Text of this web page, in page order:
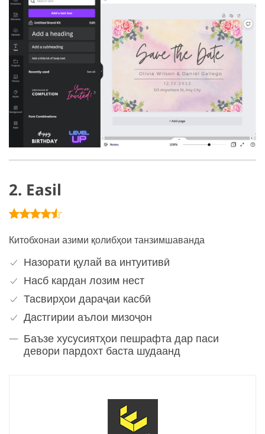
2. Easil
Китобхонаи азими қолибҳои танзимшаванда
Назорати қулай ва интуитивӣ
Насб кардан лозим нест
Тасвирҳои дараҷаи касбӣ
Дастгирии аълои мизоҷон
Баъзе хусусиятҳои пешрафта дар паси
девори пардохт баста шудаанд